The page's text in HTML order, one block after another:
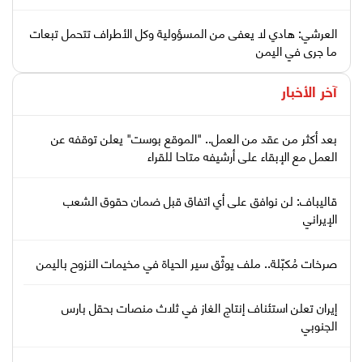
العرشي: هادي لا يعفى من المسؤولية وكل الأطراف تتحمل تبعات
ما جرى في اليمن
آخر الأخبار
بعد أكثر من عقد من العمل.. "الموقع بوست" يعلن توقفه عن
العمل مع الإبقاء على أرشيفه متاحا للقراء
قاليباف: لن نوافق على أي اتفاق قبل ضمان حقوق الشعب
الإيراني
صرخات مُكبّلة.. ملف يوثّق سير الحياة في مخيمات النزوح باليمن
إيران تعلن استئناف إنتاج الغاز في ثلاث منصات بحقل بارس
الجنوبي